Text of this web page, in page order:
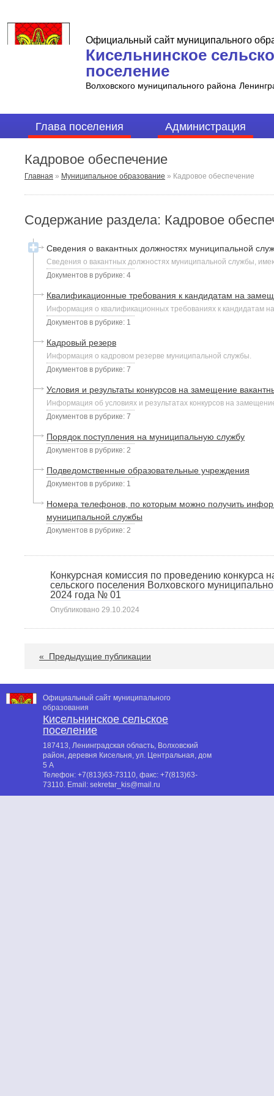
Официальный сайт муниципального
Кисельнинское
поселение
Волховского муниципального района
Глава поселения Администрация
Кадровое обеспечение
Главная » Муниципальное образование » Кадровое обеспечение
Содержание раздела: Кадровое
Сведения о вакантных должностях муниципальной
Сведения о вакантных должностях муниципальной службы,
Документов в рубрике: 4
Квалификационные требования к кандидатам на
Информация о квалификационных требованиях к кандидатам
Документов в рубрике: 1
Кадровый резерв
Информация о кадровом резерве муниципальной службы.
Документов в рубрике: 7
Условия и результаты конкурсов на замещение
Информация об условиях и результатах конкурсов на
Документов в рубрике: 7
Порядок поступления на муниципальную службу
Документов в рубрике: 2
Подведомственные образовательные учреждения
Документов в рубрике: 1
Номера телефонов, по которым можно получить
муниципальной службы
Документов в рубрике: 2
Конкурсная комиссия по проведению конкурса
сельского поселения Волховского
2024 года № 01
Опубликовано 29.10.2024
« Предыдущие публикации
Официальный сайт муниципального
образования
Кисельнинское сельское
поселение
187413, Ленинградская область, Волховский
район, деревня Кисельня, ул. Центральная, дом
5 А
Телефон: +7(813)63-73110, факс: +7(813)63-
73110. Email: sekretar_kis@mail.ru